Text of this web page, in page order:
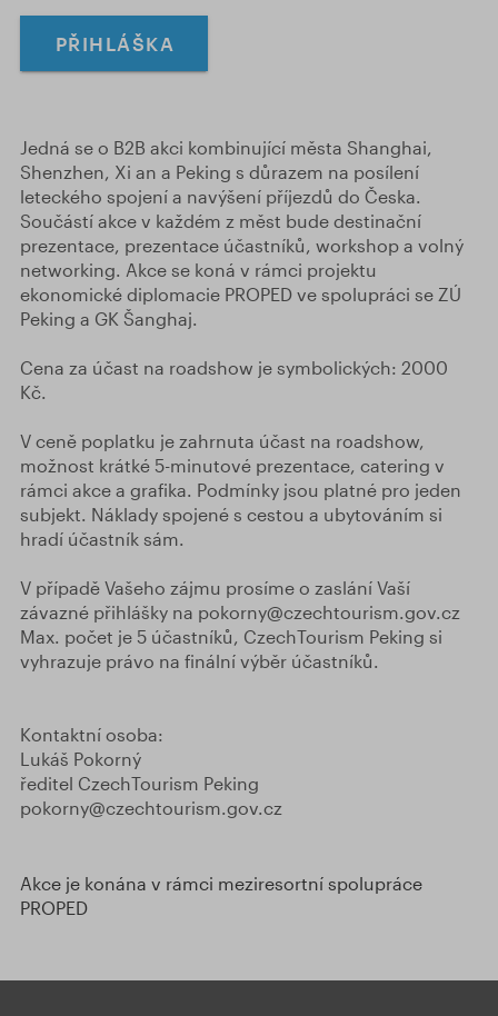
PŘIHLÁŠKA
Jedná se o B2B akci kombinující města Shanghai,
Shenzhen, Xi an a Peking s důrazem na posílení
leteckého spojení a navýšení příjezdů do Česka.
Součástí akce v každém z měst bude destinační
prezentace, prezentace účastníků, workshop a volný
networking. Akce se koná v rámci projektu
ekonomické diplomacie PROPED ve spolupráci se ZÚ
Peking a GK Šanghaj.
Cena za účast na roadshow je symbolických: 2000
Kč.
V ceně poplatku je zahrnuta účast na roadshow,
možnost krátké 5-minutové prezentace, catering v
rámci akce a grafika. Podmínky jsou platné pro jeden
subjekt. Náklady spojené s cestou a ubytováním si
hradí účastník sám.
V případě Vašeho zájmu prosíme o zaslání Vaší
závazné přihlášky na pokorny@czechtourism.gov.cz
Max. počet je 5 účastníků, CzechTourism Peking si
vyhrazuje právo na finální výběr účastníků.
Kontaktní osoba:
Lukáš Pokorný
ředitel CzechTourism Peking
pokorny@czechtourism.gov.cz
Akce je konána v rámci meziresortní spolupráce
PROPED